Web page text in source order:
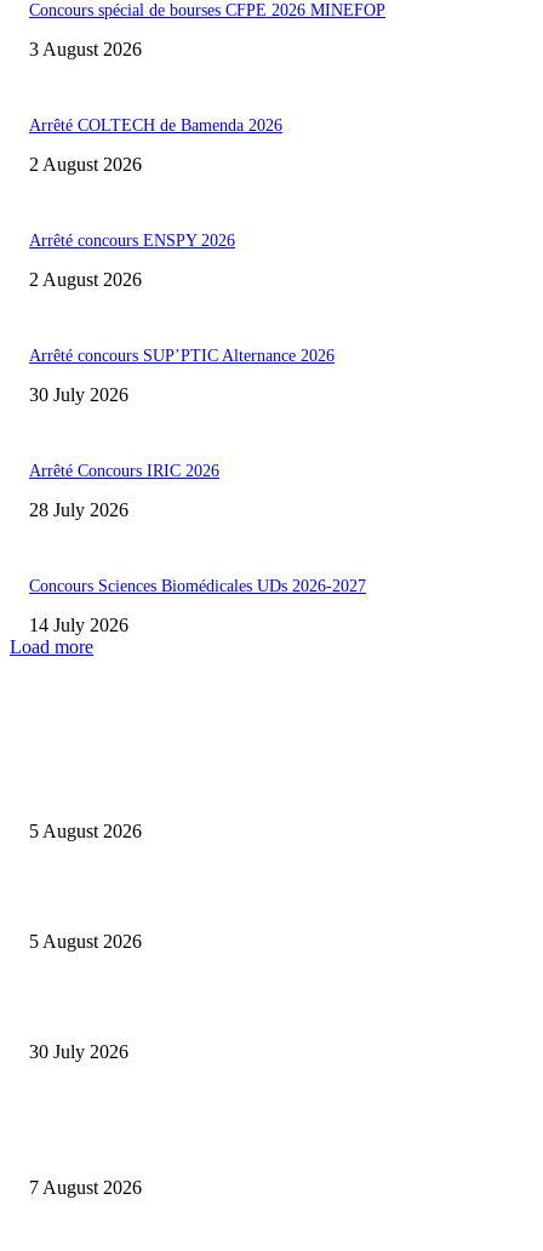
Concours spécial de bourses CFPE 2026 MINEFOP
3 August 2026
Arrêté COLTECH de Bamenda 2026
2 August 2026
Arrêté concours ENSPY 2026
2 August 2026
Arrêté concours SUP’PTIC Alternance 2026
30 July 2026
Arrêté Concours IRIC 2026
28 July 2026
Concours Sciences Biomédicales UDs 2026-2027
14 July 2026
Load more
5 August 2026
5 August 2026
30 July 2026
7 August 2026